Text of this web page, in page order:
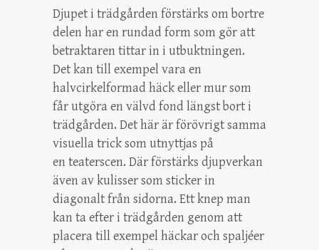
Djupet i trädgården förstärks om bortre
delen har en rundad form som gör att
betraktaren tittar in i utbuktningen.
Det kan till exempel vara en
halvcirkelformad häck eller mur som
får utgöra en välvd fond längst bort i
trädgården. Det här är förövrigt samma
visuella trick som utnyttjas på
en teaterscen. Där förstärks djupverkan
även av kulisser som sticker in
diagonalt från sidorna. Ett knep man
kan ta efter i trädgården genom att
placera till exempel häckar och spaljéer